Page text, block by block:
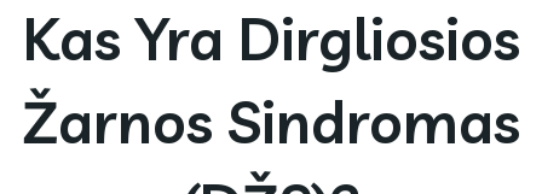
Kas Yra Dirgliosios
Žarnos Sindromas